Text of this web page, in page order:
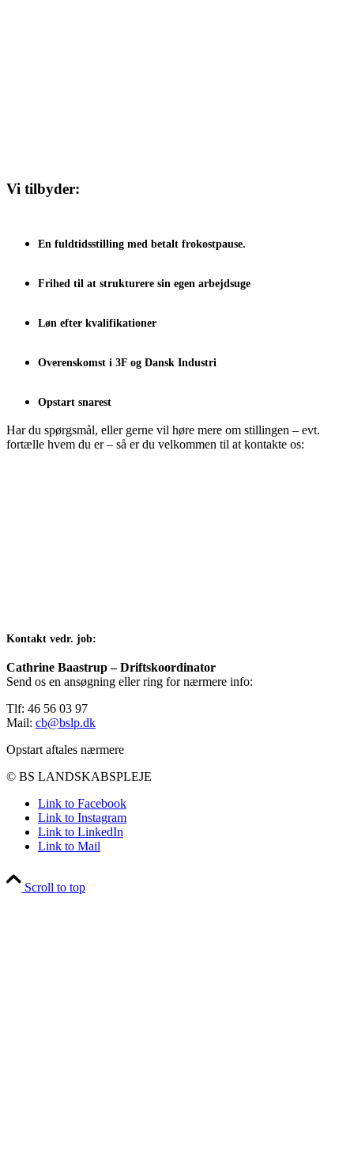
Vi tilbyder:
En fuldtidsstilling med betalt frokostpause.
Frihed til at strukturere sin egen arbejdsuge
Løn efter kvalifikationer
Overenskomst i 3F og Dansk Industri
Opstart snarest
Har du spørgsmål, eller gerne vil høre mere om stillingen – evt.
fortælle hvem du er – så er du velkommen til at kontakte os:
Kontakt vedr. job:
Cathrine Baastrup – Driftskoordinator
Send os en ansøgning eller ring for nærmere info:
Tlf: 46 56 03 97
Mail: cb@bslp.dk
Opstart aftales nærmere
© BS LANDSKABSPLEJE
Link to Facebook
Link to Instagram
Link to LinkedIn
Link to Mail
Scroll to top